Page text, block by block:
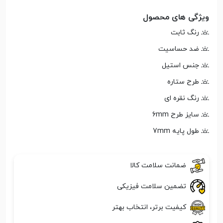
ویژگی های محصول
رنگ ثابت
ضد حساسیت
جنس استیل
طرح ستاره
رنگ نقره ای
سایز طرح 6mm
طول پایه 7mm
ضمانت سلامت کالا
تضمین سلامت فیزیکی
کیفیت برتر، انتخاب بهتر